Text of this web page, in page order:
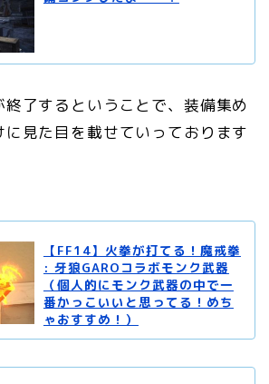
終了するということで、装備集め
見た目を載せていっております
【FF14】火拳が打てる！魔戒拳
: 牙狼GAROコラボモンク武器
（個人的にモンク武器の中で一
番かっこいいと思ってる！めち
ゃおすすめ！）